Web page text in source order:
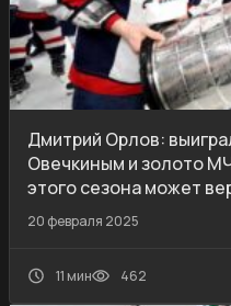
Дмитрий Орлов:
Овечкиным и золото
этого сезона может
20 февраля 2025
11 мин 462